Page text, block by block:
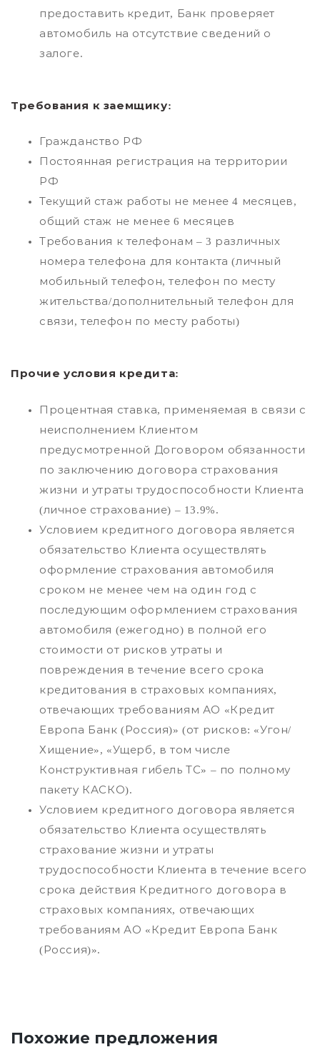
предоставить кредит, Банк проверяет
автомобиль на отсутствие сведений о
залоге.
Требования к заемщику:
Гражданство РФ
Постоянная регистрация на территории
РФ
Текущий стаж работы не менее 4 месяцев,
общий стаж не менее 6 месяцев
Требования к телефонам – 3 различных
номера телефона для контакта (личный
мобильный телефон, телефон по месту
жительства/дополнительный телефон для
связи, телефон по месту работы)
Прочие условия кредита:
Процентная ставка, применяемая в связи с
неисполнением Клиентом
предусмотренной Договором обязанности
по заключению договора страхования
жизни и утраты трудоспособности Клиента
(личное страхование) – 13.9%.
Условием кредитного договора является
обязательство Клиента осуществлять
оформление страхования автомобиля
сроком не менее чем на один год с
последующим оформлением страхования
автомобиля (ежегодно) в полной его
стоимости от рисков утраты и
повреждения в течение всего срока
кредитования в страховых компаниях,
отвечающих требованиям АО «Кредит
Европа Банк (Россия)» (от рисков: «Угон/
Хищение», «Ущерб, в том числе
Конструктивная гибель ТС» – по полному
пакету КАСКО).
Условием кредитного договора является
обязательство Клиента осуществлять
страхование жизни и утраты
трудоспособности Клиента в течение всего
срока действия Кредитного договора в
страховых компаниях, отвечающих
требованиям АО «Кредит Европа Банк
(Россия)».
Похожие предложения